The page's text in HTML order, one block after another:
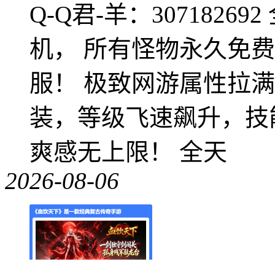
Q-Q君-羊：
机， 所有怪物永久免
服！ 极致网游属性拉
装，等级飞速飙升，
爽感无上限！ 全天
2026-08-06